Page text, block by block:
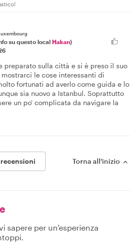
su questo local Hakan)
preparato sulla città e si è preso il suo
le cose interessanti di
fortunati ad averlo come guida e lo
sia nuovo a Istanbul. Soprattutto
un po' complicata da navigare la
Torna all'inizio
sapere per un'esperienza